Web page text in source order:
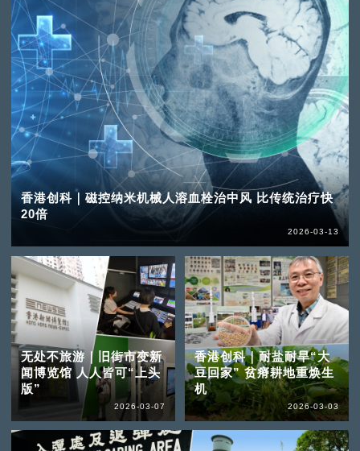
香港创科｜磁控纳米机械人溶血栓治中风 比传统治疗快
20倍
2026-03-13
无处不旅游｜旧街市变新
闻博览馆 人人皆可“上头
版”
2026-03-07
香港创科｜耐盐耐旱“大
豆回家” 贫瘠耕地重焕生
机
2026-03-03